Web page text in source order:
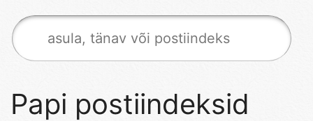
Papi postiindeksid